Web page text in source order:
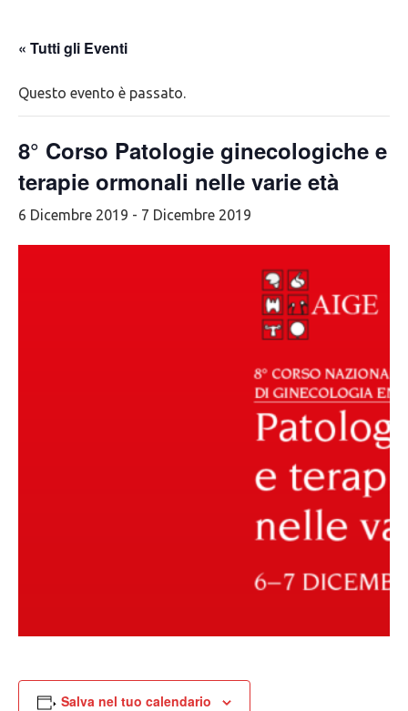
« Tutti gli Eventi
Questo evento è passato.
8° Corso Patologie ginecologiche e
terapie ormonali nelle varie età
6 Dicembre 2019 - 7 Dicembre 2019
Salva nel tuo calendario